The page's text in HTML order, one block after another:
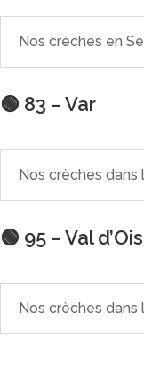
Nos crèches en
🟢 83 – Var
Nos crèches dans
🟢 95 – Val
Nos crèches dans